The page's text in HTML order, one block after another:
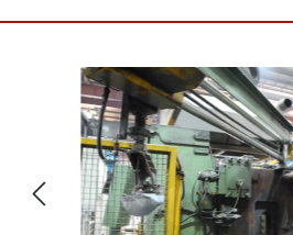
Sari peste galeria de imagini